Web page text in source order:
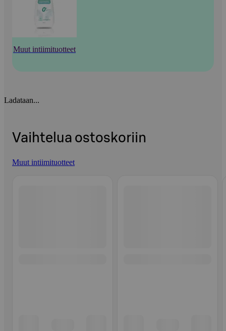
Muut intiimituotteet
Ladataan...
Vaihtelua ostoskoriin
Muut intiimituotteet